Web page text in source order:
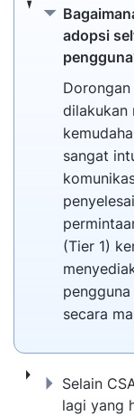
adopsi
Bagaimana
dilakukan
sangat
(Tier 1)
secara
Selain
lagi yang
Selain